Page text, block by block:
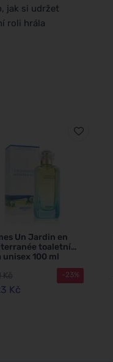
jak si udržet
roli hrála
Un Jardin en
toaletní
unisex 100 ml
Kč
Kč
-23%